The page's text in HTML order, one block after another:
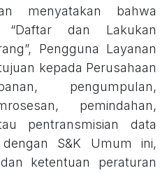
menyatakan bahwa
“Daftar dan Lakukan
Pengguna Layanan
kepada Perusahaan
pengumpulan,
pemindahan,
pentransmisian data
S&K Umum ini,
ketentuan peraturan